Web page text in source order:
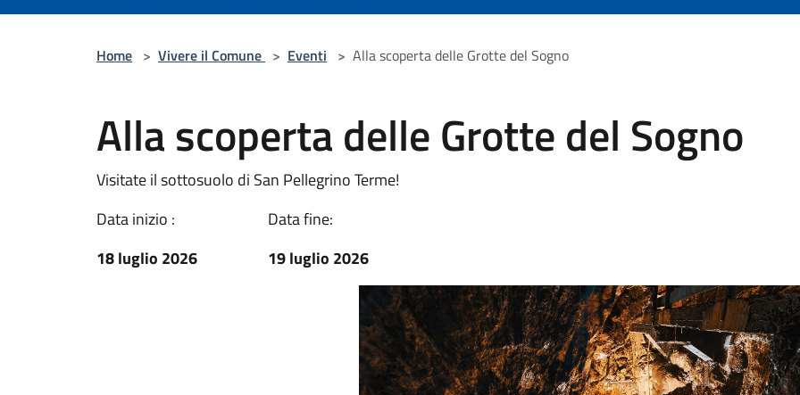
Home > Vivere il Comune > Eventi > Alla scoperta delle Grotte del Sogno
Alla scoperta delle Grotte del Sogno
Visitate il sottosuolo di San Pellegrino Terme!
Data inizio :
18 luglio 2026
Data fine:
19 luglio 2026